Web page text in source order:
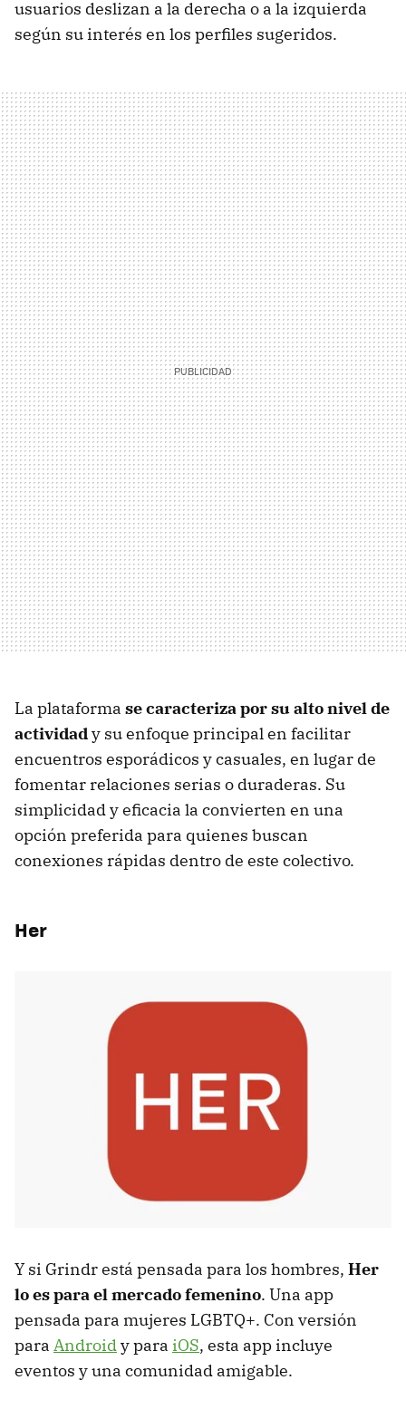
usuarios deslizan a la derecha o a la izquierda
según su interés en los perfiles sugeridos.
La plataforma se caracteriza por su alto nivel de
actividady su enfoque principal en facilitar
encuentros esporádicos y casuales, en lugar de
fomentar relaciones serias o duraderas. Su
simplicidad y eficacia la convierten en una
opción preferida para quienes buscan
conexiones rápidas dentro de este colectivo.
Her
Y si Grindr está pensada para los hombres, Her
lo es para el mercado femenino. Una app
pensada para mujeres LGBTQ+. Con versión
para Androidy para iOS, esta app incluye
eventos y una comunidad amigable.